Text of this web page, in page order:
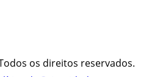
os direitos reservados.